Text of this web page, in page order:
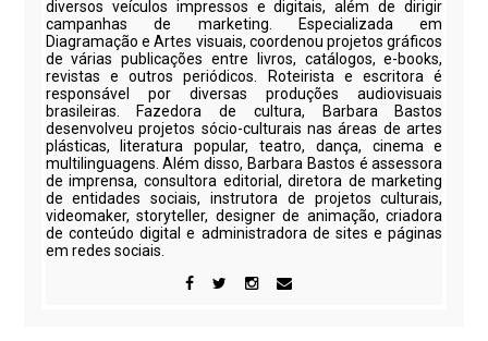
diversos veículos impressos e digitais, além de dirigir
campanhas de marketing. Especializada em
Diagramação e Artes visuais, coordenou projetos gráficos
de várias publicações entre livros, catálogos, e-books,
revistas e outros periódicos. Roteirista e escritora é
responsável por diversas produções audiovisuais
brasileiras. Fazedora de cultura, Barbara Bastos
desenvolveu projetos sócio-culturais nas áreas de artes
plásticas, literatura popular, teatro, dança, cinema e
multilinguagens. Além disso, Barbara Bastos é assessora
de imprensa, consultora editorial, diretora de marketing
de entidades sociais, instrutora de projetos culturais,
videomaker, storyteller, designer de animação, criadora
de conteúdo digital e administradora de sites e páginas
em redes sociais.